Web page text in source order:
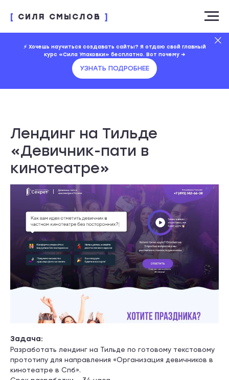
[ СИЛА СМЫСЛОВ ]
⚡️ Хочешь научиться создавать сайты? Я отдаю свой главный
курс «Сила Упаковки» бесплатно. Вот почему →
УЗНАТЬ ПОДРОБНЕЕ
Лендинг на Тильде
«Девичник-пати в
кинотеатре»
Задача:
Разработать лендинг на Тильде по готовому текстовому
прототипу для направления «Организация девичников в
кинотеатре в Спб».